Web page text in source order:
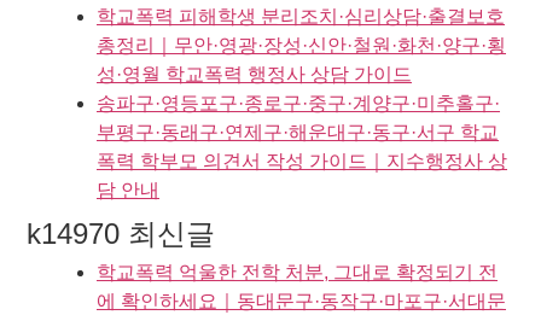
학교폭력 피해학생 분리조치·심리상담·출결보호
총정리｜무안·영광·장성·신안·철원·화천·양구·횡
성·영월 학교폭력 행정사 상담 가이드
송파구·영등포구·종로구·중구·계양구·미추홀구·
부평구·동래구·연제구·해운대구·동구·서구 학교
폭력 학부모 의견서 작성 가이드｜지수행정사 상
담 안내
k14970 최신글
학교폭력 억울한 전학 처분, 그대로 확정되기 전
에 확인하세요｜동대문구·동작구·마포구·서대문